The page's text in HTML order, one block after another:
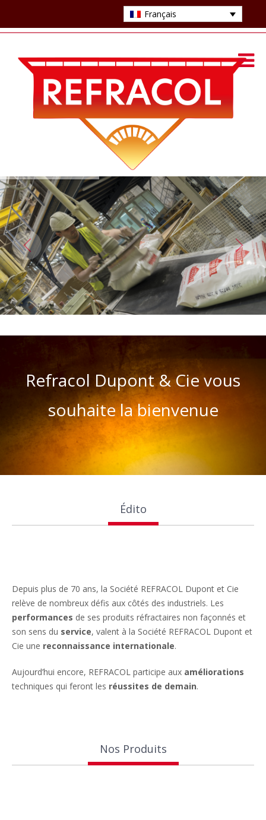
Français
Refracol Dupont & Cie vous
souhaite la bienvenue
Édito
Depuis plus de 70 ans, la Société REFRACOL Dupont et Cie
relève de nombreux défis aux côtés des industriels. Les
performances de ses produits réfractaires non façonnés et
son sens du service, valent à la Société REFRACOL Dupont et
Cie une reconnaissance internationale.
Aujourd’hui encore, REFRACOL participe aux améliorations
techniques qui feront les réussites de demain.
Nos Produits